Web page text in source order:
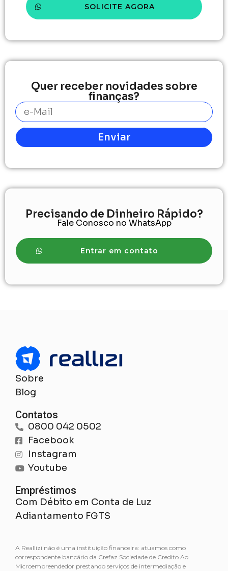
SOLICITE AGORA
Quer receber novidades sobre
finanças?
Enviar
Precisando de Dinheiro Rápido?
Fale Conosco no WhatsApp
Entrar em contato
Sobre
Blog
Contatos
0800 042 0502
Facebook
Instagram
Youtube
Empréstimos
Com Débito em Conta de Luz
Adiantamento FGTS
A Reallizi não é uma instituição financeira: atuamos como
correspondente bancário da Crefaz Sociedade de Credito Ao
Microempreendedor prestando serviços de intermediação e